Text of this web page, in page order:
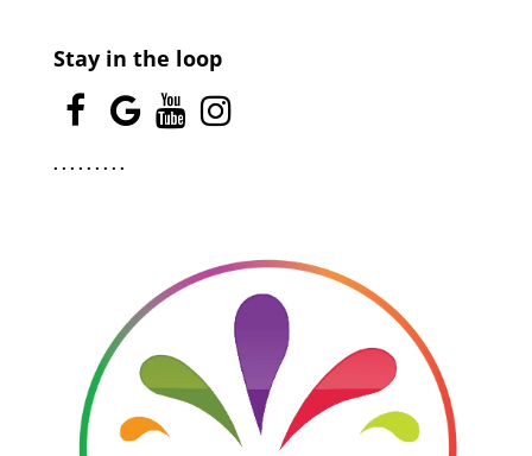
Stay in the loop
. . . . . . . . .